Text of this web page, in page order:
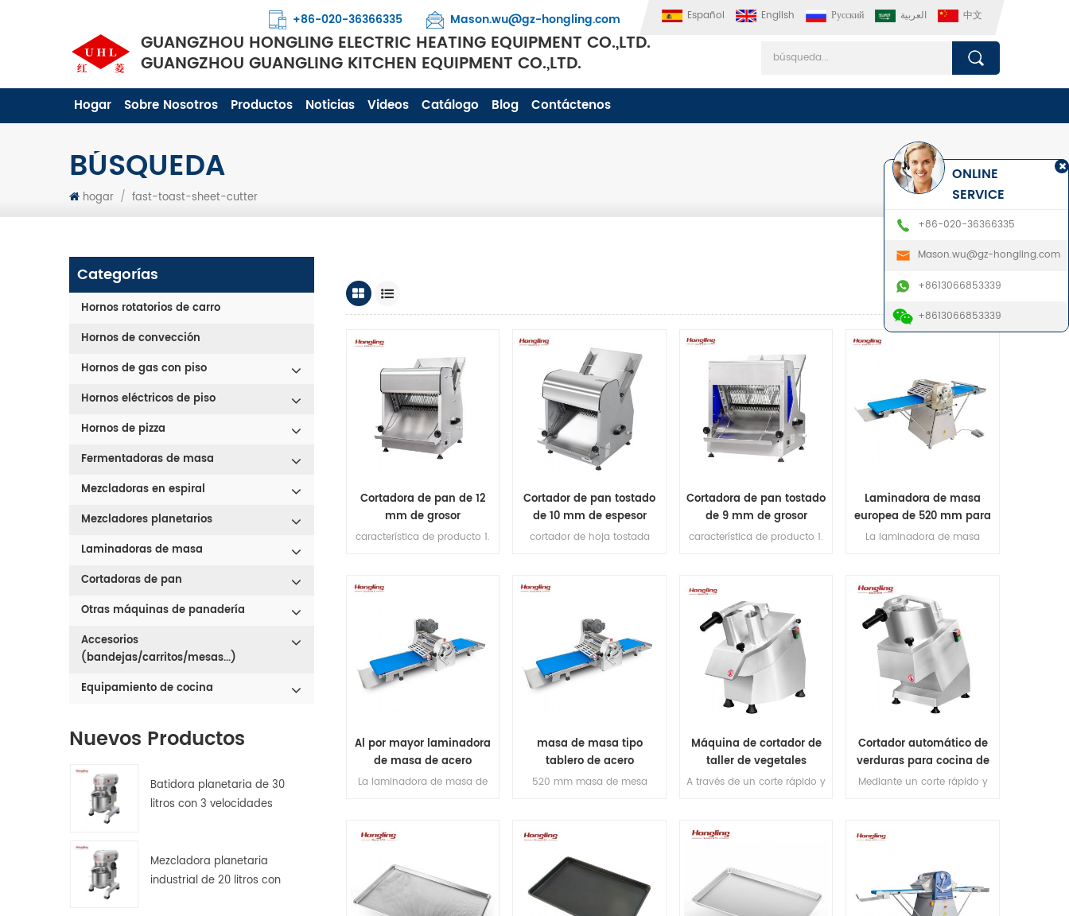
Español English Русский العربية 中文
+86-020-36366335 Mason.wu@gz-hongling.com
GUANGZHOU HONGLING ELECTRIC HEATING EQUIPMENT CO.,LTD.
GUANGZHOU GUANGLING KITCHEN EQUIPMENT CO.,LTD.
Hogar Sobre Nosotros Productos Noticias Videos Catálogo Blog Contáctenos
BÚSQUEDA
hogar / fast-toast-sheet-cutter
Categorías
Hornos rotatorios de carro
Hornos de convección
Hornos de gas con piso
Hornos eléctricos de piso
Hornos de pizza
Fermentadoras de masa
Mezcladoras en espiral
Mezcladores planetarios
Laminadoras de masa
Cortadoras de pan
Otras máquinas de panadería
Accesorios
(bandejas/carritos/mesas...)
Equipamiento de cocina
Nuevos Productos
Batidora planetaria de 30
litros con 3 velocidades
Mezcladora planetaria
industrial de 20 litros con
Cortadora de pan de 12
mm de grosor
característica de producto 1.
2.max longitud de pan
producción 200-300pcs / h.
4. motor de cobre en el
interior. Plataforma de 5,1 mm
de espesor de acero
inoxidable 6.espesor de corte:
Cortador de pan tostado
de 10 mm de espesor
cortador de hoja tostada
elección, pero si tiene otros
hacer sus rebanadoras
personalizadas.
Cortadora de pan tostado
de 9 mm de grosor
característica de producto 1.
2.max longitud de pan
380mm. 3.Capacidad de
producción 200-300pcs / h.
4. motor de cobre en el
interior. Plataforma de 5,1 mm
de espesor de acero
inoxidable 6. espesor de
corte: 10 mm
Laminadora de masa
europea de 520 mm para
panadería
La laminadora de masa
componentes importados y el
acero de calidad alimentaria
para la máquina.
Al por mayor laminadora
de masa de acero
inoxidable completa
La laminadora de masa de
importados y acero de grado
alimenticio para la máquina.
masa de masa tipo
tablero de acero
inoxidable completo
520 mm masa de mesa
importados y acero apto
para uso alimentario el
máquina.
Máquina de cortador de
taller de vegetales
multifuncional
A través de un corte rápido y
rodajas de carne.
Cortador automático de
verduras para cocina de
restaurante
Mediante un corte rápido y
verduras o rodajas de carne.
ONLINE
SERVICE
+86-020-36366335
Mason.wu@gz-hongling.com
+8613066853339
+8613066853339